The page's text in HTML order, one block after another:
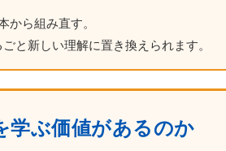
ら組み直す。
と新しい理解に置き換えられます。
学ぶ価値があるのか